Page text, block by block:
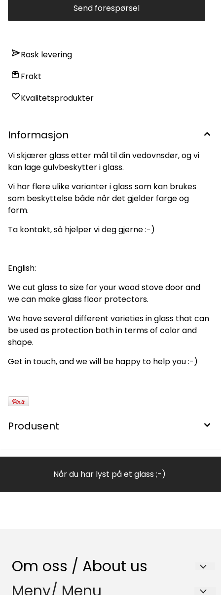
Send forespørsel
Rask levering
Frakt
Kvalitetsprodukter
Informasjon
Vi skjærer glass etter mål til din vedovnsdør, og vi
kan lage gulvbeskytter i glass.
Vi har flere ulike varianter i glass som kan brukes
som beskyttelse både når det gjelder farge og
form.
Ta kontakt, så hjelper vi deg gjerne :-)
English:
We cut glass to size for your wood stove door and
we can make glass floor protectors.
We have several different varieties in glass that can
be used as protection both in terms of color and
shape.
Get in touch, and we will be happy to help you :-)
Produsent
Når du har lyst på et glass ;-)
Om oss / About us
Nenset Glassverksted AS
Meny/ Menu